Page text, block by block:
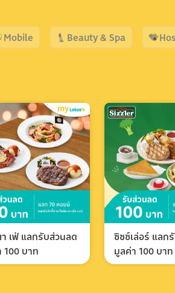
Mobile Beauty & Spa
เฟ่ แลกรับส่วนลด
100 บาท
ซิซซ์เล่อร์ แลก
มูลค่า 100 บาท